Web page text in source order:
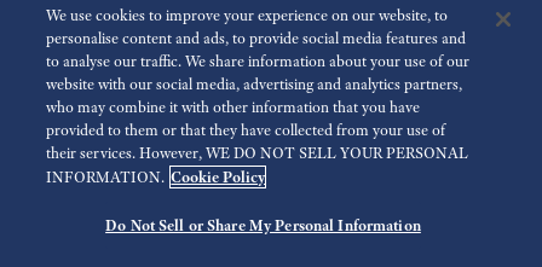
Animationen Reduzieren Deaktiviert
Für die presse Nutzungsbedingungen Datenschutzbestimmungen
Impressum Barrierefreiheit
©2026 Seiko Watch Corporation
We use cookies to improve your experience on our website, to
personalise content and ads, to provide social media features and
to analyse our traffic. We share information about your use of our
website with our social media, advertising and analytics partners,
who may combine it with other information that you have
provided to them or that they have collected from your use of
their services. However, WE DO NOT SELL YOUR PERSONAL
INFORMATION. Cookie Policy
Do Not Sell or Share My Personal Information